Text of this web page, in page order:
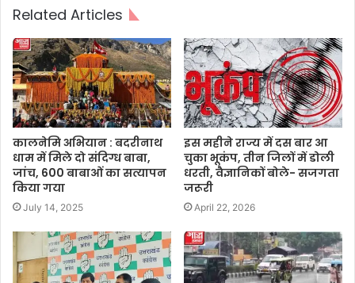
Related Articles
कालनेमि अभियान : बदरीनाथ
धाम में मिले दो संदिग्ध बाबा,
जांच, 600 बाबाओं का सत्यापन
किया गया
July 14, 2025
इस महीने राज्य में दस बार आ
चुका भूकंप, तीन जिलों में डाेली
धरती, वैज्ञानिकों बोले- सजगता
जरूरी
April 22, 2026